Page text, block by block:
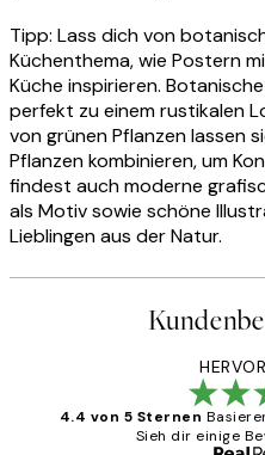
Tipp: Lass dich von
Küchenthema, wie Postern
Küche inspirieren.
perfekt zu einem rustikalen
von grünen Pflanzen lassen
Pflanzen kombinieren, um
findest auch moderne
als Motiv sowie schöne
Lieblingen aus der Natur.
4.4 von 5 Sternen
Sieh dir einige